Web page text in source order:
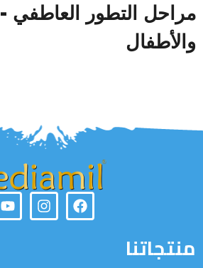
التطور العاطفي - الرضع